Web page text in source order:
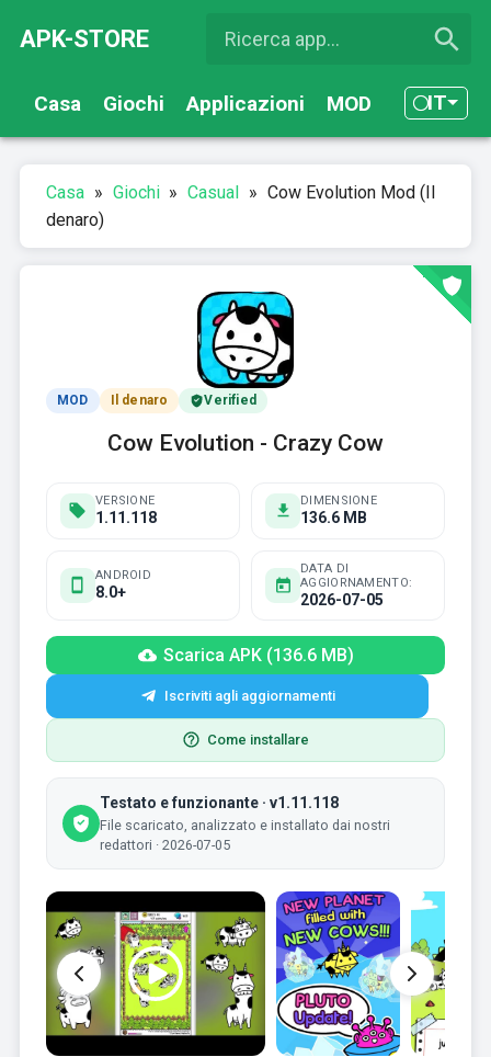
APK-STORE
Casa Giochi Applicazioni MOD IT
Casa » Giochi » Casual » Cow Evolution Mod (Il
denaro)
MOD Il denaro Verified
Cow Evolution - Crazy Cow
VERSIONE
1.11.118
DIMENSIONE
136.6 MB
ANDROID
8.0+
DATA DI
AGGIORNAMENTO:
2026-07-05
Scarica APK (136.6 MB)
Iscriviti agli aggiornamenti
Come installare
Testato e funzionante · v1.11.118
File scaricato, analizzato e installato dai nostri
redattori · 2026-07-05